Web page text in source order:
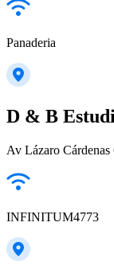
Panaderia
D & B
Av Lázaro
INFINITUM4773